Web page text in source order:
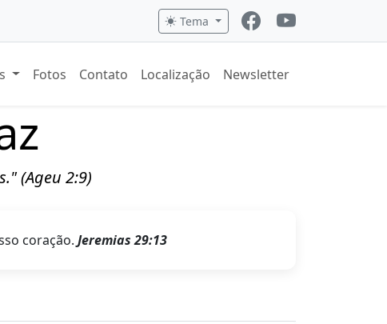
Tema
Fotos Contato Localização Newsletter
(Ageu 2:9)
coração. Jeremias 29:13